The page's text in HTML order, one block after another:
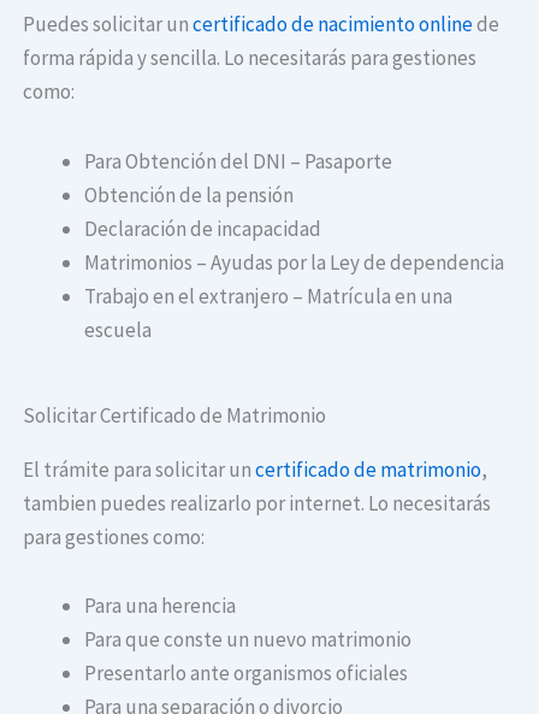
Puedes solicitar uncertificado de nacimiento onlinede
forma rápida y sencilla. Lo necesitarás para gestiones
como:
Para Obtención del DNI – Pasaporte
Obtención de la pensión
Declaración de incapacidad
Matrimonios – Ayudas por la Ley de dependencia
Trabajo en el extranjero – Matrícula en una
escuela
Solicitar Certificado de Matrimonio
El trámite para solicitar uncertificado de matrimonio,
tambien puedes realizarlo por internet. Lo necesitarás
para gestiones como:
Para una herencia
Para que conste un nuevo matrimonio
Presentarlo ante organismos oficiales
Para una separación o divorcio